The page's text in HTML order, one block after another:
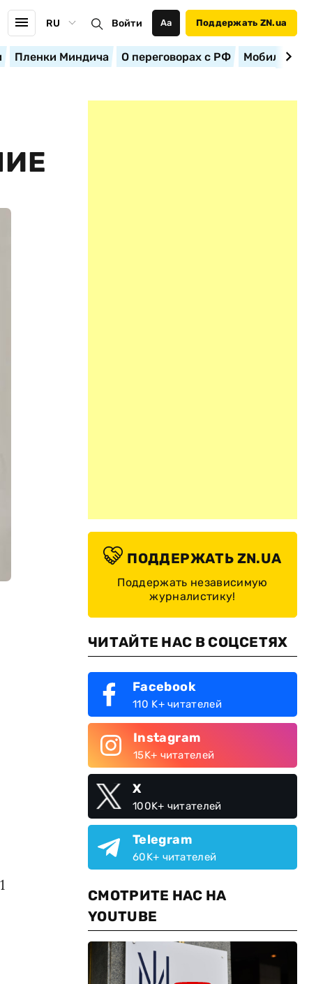
RU Войти Аа Поддержать ZN.ua
Пленки Миндича О переговорах с РФ
ПОДДЕРЖАТЬ ZN.UA
Поддержать независимую
журналистику!
ЧИТАЙТЕ НАС В СОЦСЕТЯХ
Facebook
110 K+ читателей
Instagram
15K+ читателей
X
100K+ читателей
Telegram
60K+ читателей
СМОТРИТЕ НАС НА
YOUTUBE